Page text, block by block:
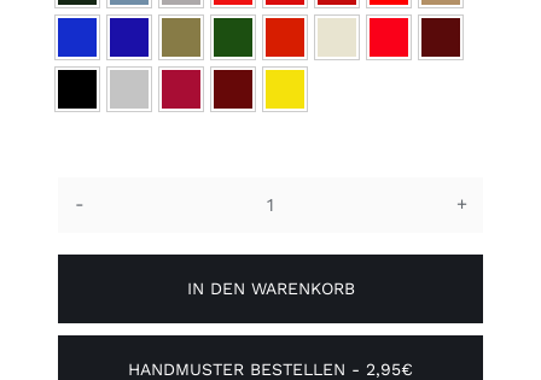
Menge
IN DEN WARENKORB
HANDMUSTER BESTELLEN - 2,95€